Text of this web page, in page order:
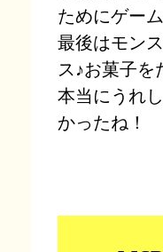
ためにゲー
最後はモン
ス♪お菓子を
本当にうれ
かったね！